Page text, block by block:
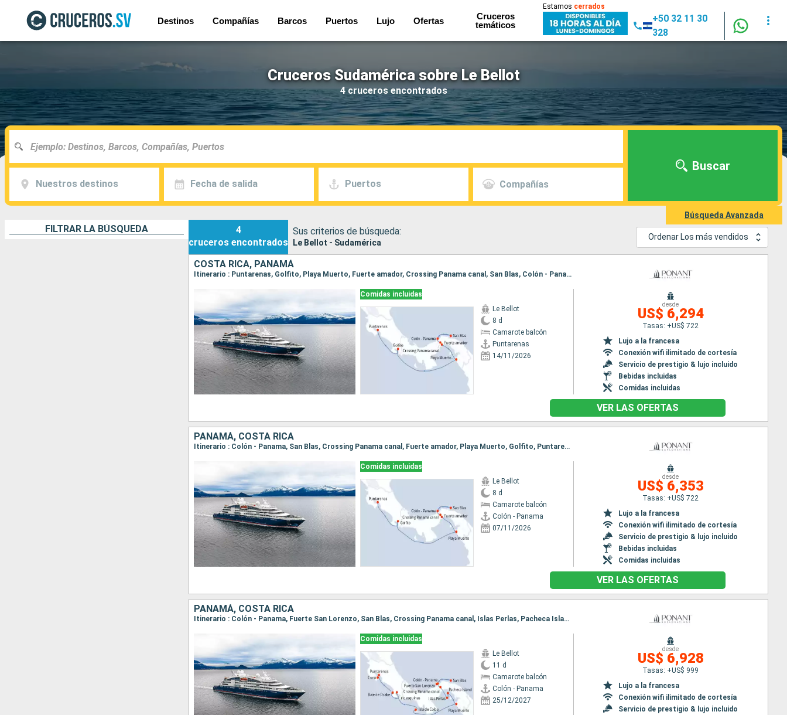
Destinos Compañías Barcos Puertos Lujo Ofertas
Cruceros
temáticos
Estamos cerrados
+50 32 11 30
328
Cruceros Sudamérica sobre Le Bellot
4 cruceros encontrados
Nuestros destinos Fecha de salida Puertos Compañías
Buscar
Búsqueda Avanzada
FILTRAR LA BÚSQUEDA
4
cruceros encontrados
Sus criterios de búsqueda:
Le Bellot - Sudamérica
Ordenar Los más vendidos
COSTA RICA, PANAMÁ
Itinerario : Puntarenas, Golfito, Playa Muerto, Fuerte amador, Crossing Panama canal, San Blas, Colón - Panama
Comidas incluidas
Le Bellot
8 d
Camarote balcón
Puntarenas
14/11/2026
desde
US$ 6,294
Tasas: +US$ 722
Lujo a la francesa
Conexión wifi ilimitado de cortesía
Servicio de prestigio & lujo incluido
Bebidas incluidas
Comidas incluidas
VER LAS OFERTAS
PANAMÁ, COSTA RICA
Itinerario : Colón - Panama, San Blas, Crossing Panama canal, Fuerte amador, Playa Muerto, Golfito, Puntarenas
Comidas incluidas
Le Bellot
8 d
Camarote balcón
Colón - Panama
07/11/2026
desde
US$ 6,353
Tasas: +US$ 722
Lujo a la francesa
Conexión wifi ilimitado de cortesía
Servicio de prestigio & lujo incluido
Bebidas incluidas
Comidas incluidas
VER LAS OFERTAS
PANAMÁ, COSTA RICA
Itinerario : Colón - Panama, Fuerte San Lorenzo, San Blas, Crossing Panama canal, Islas Perlas, Pacheca Island, Playa Muerto, Isla de Coiba, rio esquinas, Baie de Drake, Curú, Puntarenas
Comidas incluidas
Le Bellot
11 d
Camarote balcón
Colón - Panama
25/12/2027
desde
US$ 6,928
Tasas: +US$ 999
Lujo a la francesa
Conexión wifi ilimitado de cortesía
Servicio de prestigio & lujo incluido